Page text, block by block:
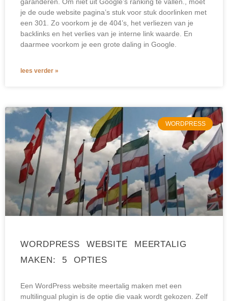
je de oude website pagina’s stuk voor stuk doorlinken met
een 301. Zo voorkom je de 404’s, het verliezen van je
backlinks en het verlies van je interne link waarde. En
daarmee voorkom je een grote daling in Google.
lees verder »
WORDPRESS
WORDPRESS WEBSITE MEERTALIG
MAKEN: 5 OPTIES
Een WordPress website meertalig maken met een
multilingual plugin is de optie die vaak wordt gekozen. Zelf